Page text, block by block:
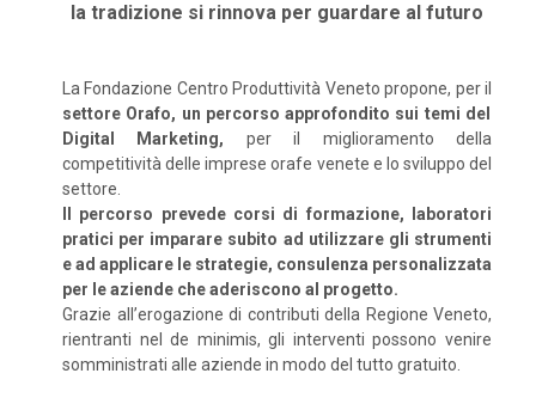
la tradizione si rinnova per guardare al futuro
La Fondazione Centro Produttività Veneto propone, per il
settore Orafo, un percorso approfondito sui temi del
Digital Marketing, per il miglioramento della
competitività delle imprese orafe venete e lo sviluppo del
settore.
Il percorso prevede corsi di formazione, laboratori
pratici per imparare subito ad utilizzare gli strumenti
e ad applicare le strategie, consulenza personalizzata
per le aziende che aderiscono al progetto.
Grazie all’erogazione di contributi della Regione Veneto,
rientranti nel de minimis, gli interventi possono venire
somministrati alle aziende in modo del tutto gratuito.